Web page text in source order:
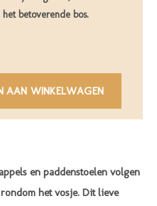
betoverende bos.
AAN WINKELWAGEN
en paddenstoelen volgen
het vosje. Dit lieve